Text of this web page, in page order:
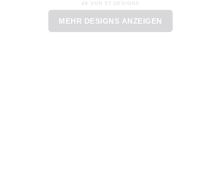
48 VON 57 DESIGNS
MEHR DESIGNS ANZEIGEN